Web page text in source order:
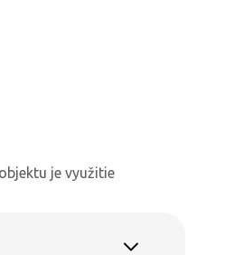
je využitie